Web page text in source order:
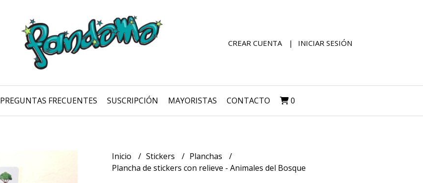
CREAR CUENTA INICIAR SESIÓN
PREGUNTAS FRECUENTES SUSCRIPCIÓN MAYORISTAS CONTACTO 0
Inicio Stickers
Planchas
Plancha de stickers con relieve - Animales del Bosque